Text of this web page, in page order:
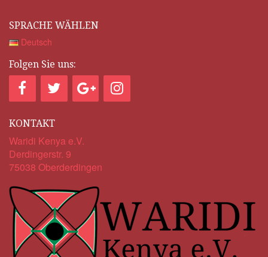
SPRACHE WÄHLEN
Deutsch
Folgen Sie uns:
KONTAKT
Waridi Kenya e.V.
Derdingerstr. 9
75038 Oberderdingen